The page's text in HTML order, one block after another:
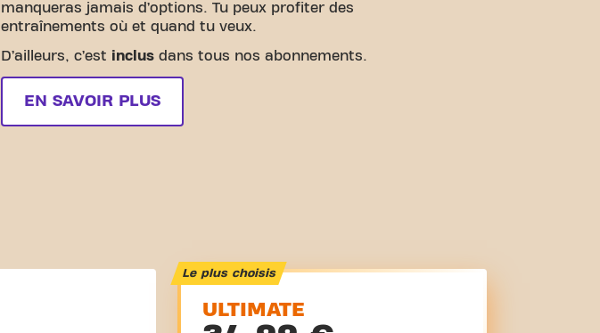
manqueras jamais d’options. Tu peux profiter des
entraînements où et quand tu veux.
D’ailleurs, c’est inclus dans tous nos abonnements.
EN SAVOIR PLUS
Le plus choisis
ULTIMATE